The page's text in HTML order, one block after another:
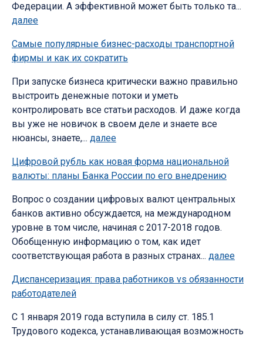
Федерации. А эффективной может быть только та...
далее
Самые популярные бизнес-расходы транспортной
фирмы и как их сократить
При запуске бизнеса критически важно правильно
выстроить денежные потоки и уметь
контролировать все статьи расходов. И даже когда
вы уже не новичок в своем деле и знаете все
нюансы, знаете,... далее
Цифровой рубль как новая форма национальной
валюты: планы Банка России по его внедрению
Вопрос о создании цифровых валют центральных
банков активно обсуждается, на международном
уровне в том числе, начиная с 2017-2018 годов.
Обобщенную информацию о том, как идет
соответствующая работа в разных странах... далее
Диспансеризация: права работников vs обязанности
работодателей
С 1 января 2019 года вступила в силу ст. 185.1
Трудового кодекса, устанавливающая возможность